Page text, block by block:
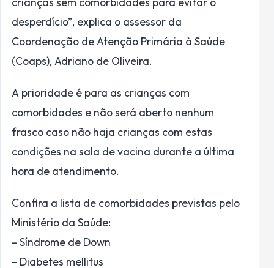
desperdício”, explica o assessor da
Coordenação de Atenção Primária à Saúde
(Coaps), Adriano de Oliveira.
A prioridade é para as crianças com
comorbidades e não será aberto nenhum
frasco caso não haja crianças com estas
condições na sala de vacina durante a última
hora de atendimento.
Confira a lista de comorbidades previstas pelo
Ministério da Saúde:
– Síndrome de Down
– Diabetes mellitus